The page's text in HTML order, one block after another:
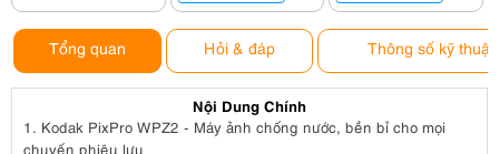
Tổng quan Hỏi & đáp Thông số kỹ thuật
Nội Dung Chính
1. Kodak PixPro WPZ2 - Máy ảnh chống nước, bền bỉ cho mọi
chuyến phiêu lưu